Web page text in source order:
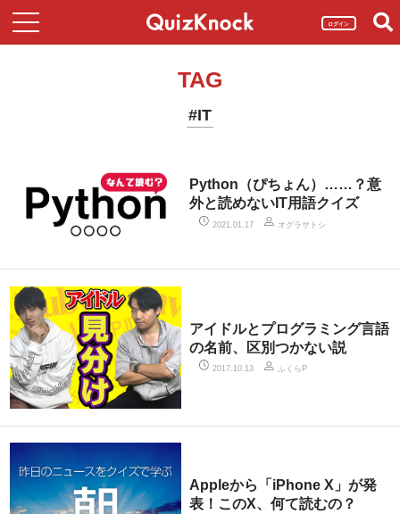
ログイン
TAG
#IT
Python（ぴちょん）……？意
外と読めないIT用語クイズ
2021.01.17 オグラサトシ
アイドルとプログラミング言語
の名前、区別つかない説
2017.10.13 ふくらP
Appleから「iPhone X」が発
表！このX、何て読むの？